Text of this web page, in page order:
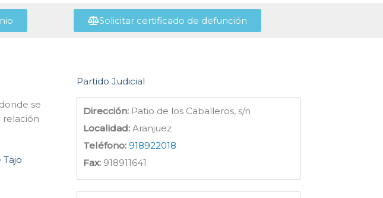
Solicitar certificado de defunción
se
relación
Partido Judicial
Dirección: Patio de los Caballeros, s/n
Localidad: Aranjuez
Teléfono: 918922018
Fax: 918911641